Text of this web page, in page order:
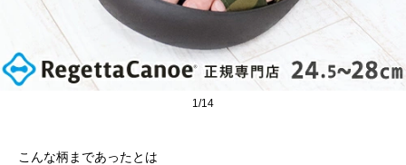
1/14
こんな柄まであったとは